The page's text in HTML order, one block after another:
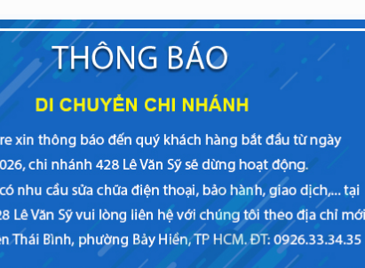
chữa điện thoại Asus Zenfoneđể sửa chữa Asus bị
đây.
nguồn tại Viettopcare?